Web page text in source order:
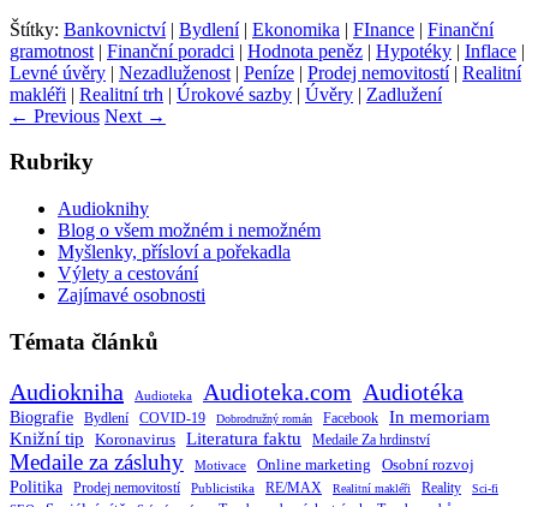
Štítky: Bankovnictví| Bydlení| Ekonomika | FInance | Finanční
gramotnost | Finanční poradci | Hodnota peněz | Hypotéky | Inflace |
Levné úvěry | Nezadluženost | Peníze | Prodej nemovitostí| Realitní
makléři | Realitní trh | Úrokové sazby | Úvěry | Zadlužení
← Previous Next →
Rubriky
Audioknihy
Blog o všem možném i nemožném
Myšlenky, přísloví a pořekadla
Výlety a cestování
Zajímavé osobnosti
Témata článků
Audiokniha Audioteka Audioteka.com Audiotéka
Biografie Bydlení COVID-19 Dobrodružný román Facebook In memoriam
Knižní tip Koronavirus Literatura faktu Medaile Za hrdinství
Medaile za zásluhy Motivace Online marketing Osobní rozvoj
Politika Prodej nemovitostí Publicistika RE/MAX Realitní makléři Reality Sci-fi